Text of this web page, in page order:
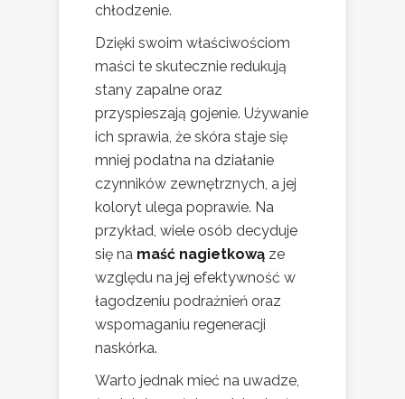
chłodzenie.
Dzięki swoim właściwościom
maści te skutecznie redukują
stany zapalne oraz
przyspieszają gojenie. Używanie
ich sprawia, że skóra staje się
mniej podatna na działanie
czynników zewnętrznych, a jej
koloryt ulega poprawie. Na
przykład, wiele osób decyduje
się na maść nagietkową ze
względu na jej efektywność w
łagodzeniu podrażnień oraz
wspomaganiu regeneracji
naskórka.
Warto jednak mieć na uwadze,